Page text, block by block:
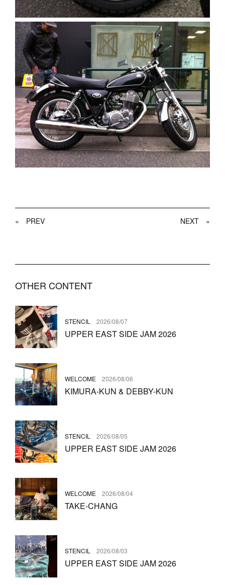
« PREV NEXT »
OTHER CONTENT
STENCIL 2026/08/07
UPPER EAST SIDE JAM 2026
WELCOME 2026/08/06
KIMURA-KUN & DEBBY-KUN
STENCIL 2026/08/05
UPPER EAST SIDE JAM 2026
WELCOME 2026/08/04
TAKE-CHANG
STENCIL 2026/08/03
UPPER EAST SIDE JAM 2026